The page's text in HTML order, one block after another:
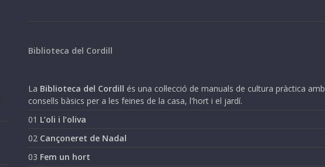
Biblioteca del Cordill
La Biblioteca del Cordill és una col·lecció de manuals de cultura pràctica amb
consells bàsics per a les feines de la casa, l'hort i el jardí.
01 L’oli i l’oliva
02 Cançoneret de Nadal
03 Fem un hort